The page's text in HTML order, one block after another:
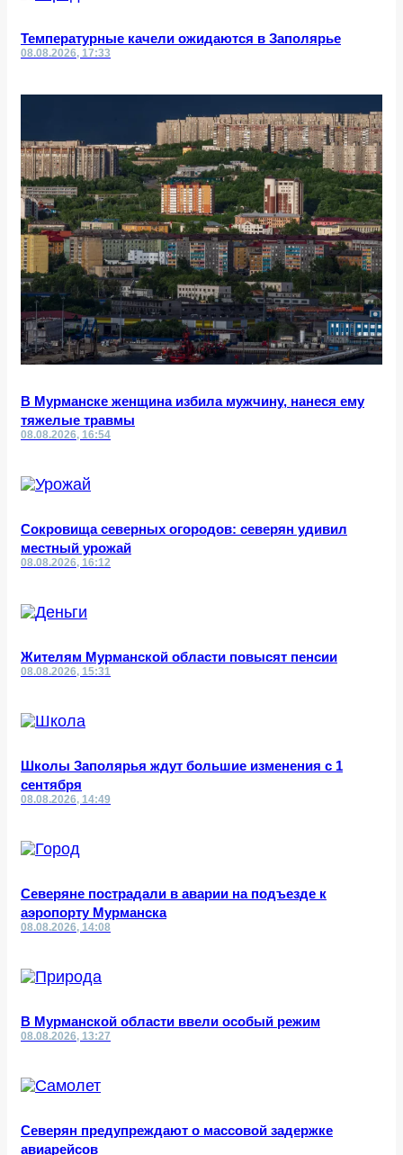
Температурные качели ожидаются в Заполярье
08.08.2026, 17:33
В Мурманске женщина избила мужчину, нанеся ему
тяжелые травмы
08.08.2026, 16:54
Сокровища северных огородов: северян удивил
местный урожай
08.08.2026, 16:12
Жителям Мурманской области повысят пенсии
08.08.2026, 15:31
Школы Заполярья ждут большие изменения с 1
сентября
08.08.2026, 14:49
Северяне пострадали в аварии на подъезде к
аэропорту Мурманска
08.08.2026, 14:08
В Мурманской области ввели особый режим
08.08.2026, 13:27
Северян предупреждают о массовой задержке
авиарейсов